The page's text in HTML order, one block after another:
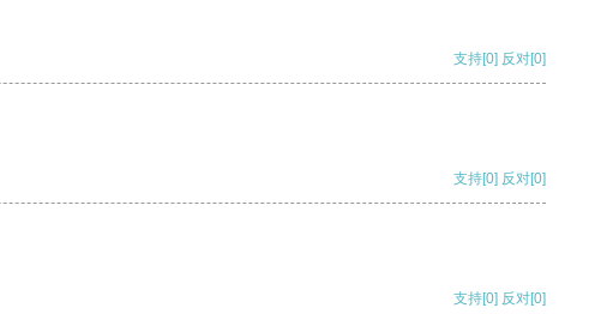
支持[0] 反对[0]
支持[0] 反对[0]
支持[0] 反对[0]